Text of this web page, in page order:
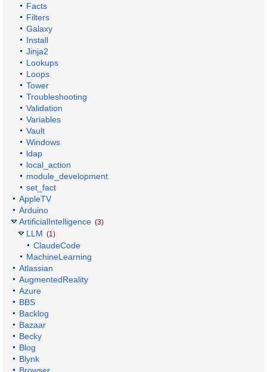
Facts
Filters
Galaxy
Install
Jinja2
Lookups
Loops
Tower
Troubleshooting
Validation
Variables
Vault
Windows
ldap
local_action
module_development
set_fact
AppleTV
Arduino
ArtificialIntelligence (3)
LLM (1)
ClaudeCode
MachineLearning
Atlassian
AugmentedReality
Azure
BBS
Backlog
Bazaar
Becky
Blog
Blynk
Browser